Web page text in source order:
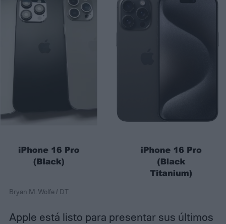
Bryan M. Wolfe / DT
Apple está listo para presentar sus últimos